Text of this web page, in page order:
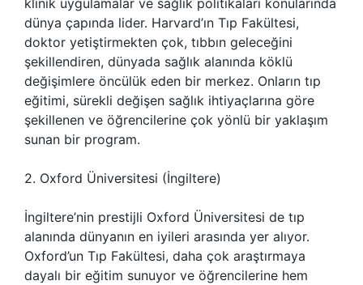
klinik uygulamalar ve sağlık politikaları konularında
dünya çapında lider. Harvard’ın Tıp Fakültesi,
doktor yetiştirmekten çok, tıbbın geleceğini
şekillendiren, dünyada sağlık alanında köklü
değişimlere öncülük eden bir merkez. Onların tıp
eğitimi, sürekli değişen sağlık ihtiyaçlarına göre
şekillenen ve öğrencilerine çok yönlü bir yaklaşım
sunan bir program.
2. Oxford Üniversitesi (İngiltere)
İngiltere’nin prestijli Oxford Üniversitesi de tıp
alanında dünyanın en iyileri arasında yer alıyor.
Oxford’un Tıp Fakültesi, daha çok araştırmaya
dayalı bir eğitim sunuyor ve öğrencilerine hem